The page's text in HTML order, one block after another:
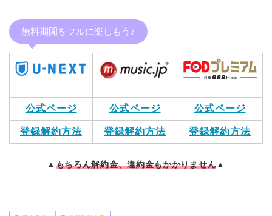
無料期間をフルに楽しもう♪
公式ページ 公式ページ 公式ページ
登録解約方法 登録解約方法 登録解約方法
▲ もちろん解約金、違約金もかかりません▲